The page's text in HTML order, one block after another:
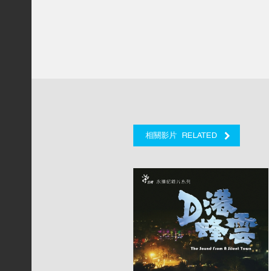
相關影片 RELATED